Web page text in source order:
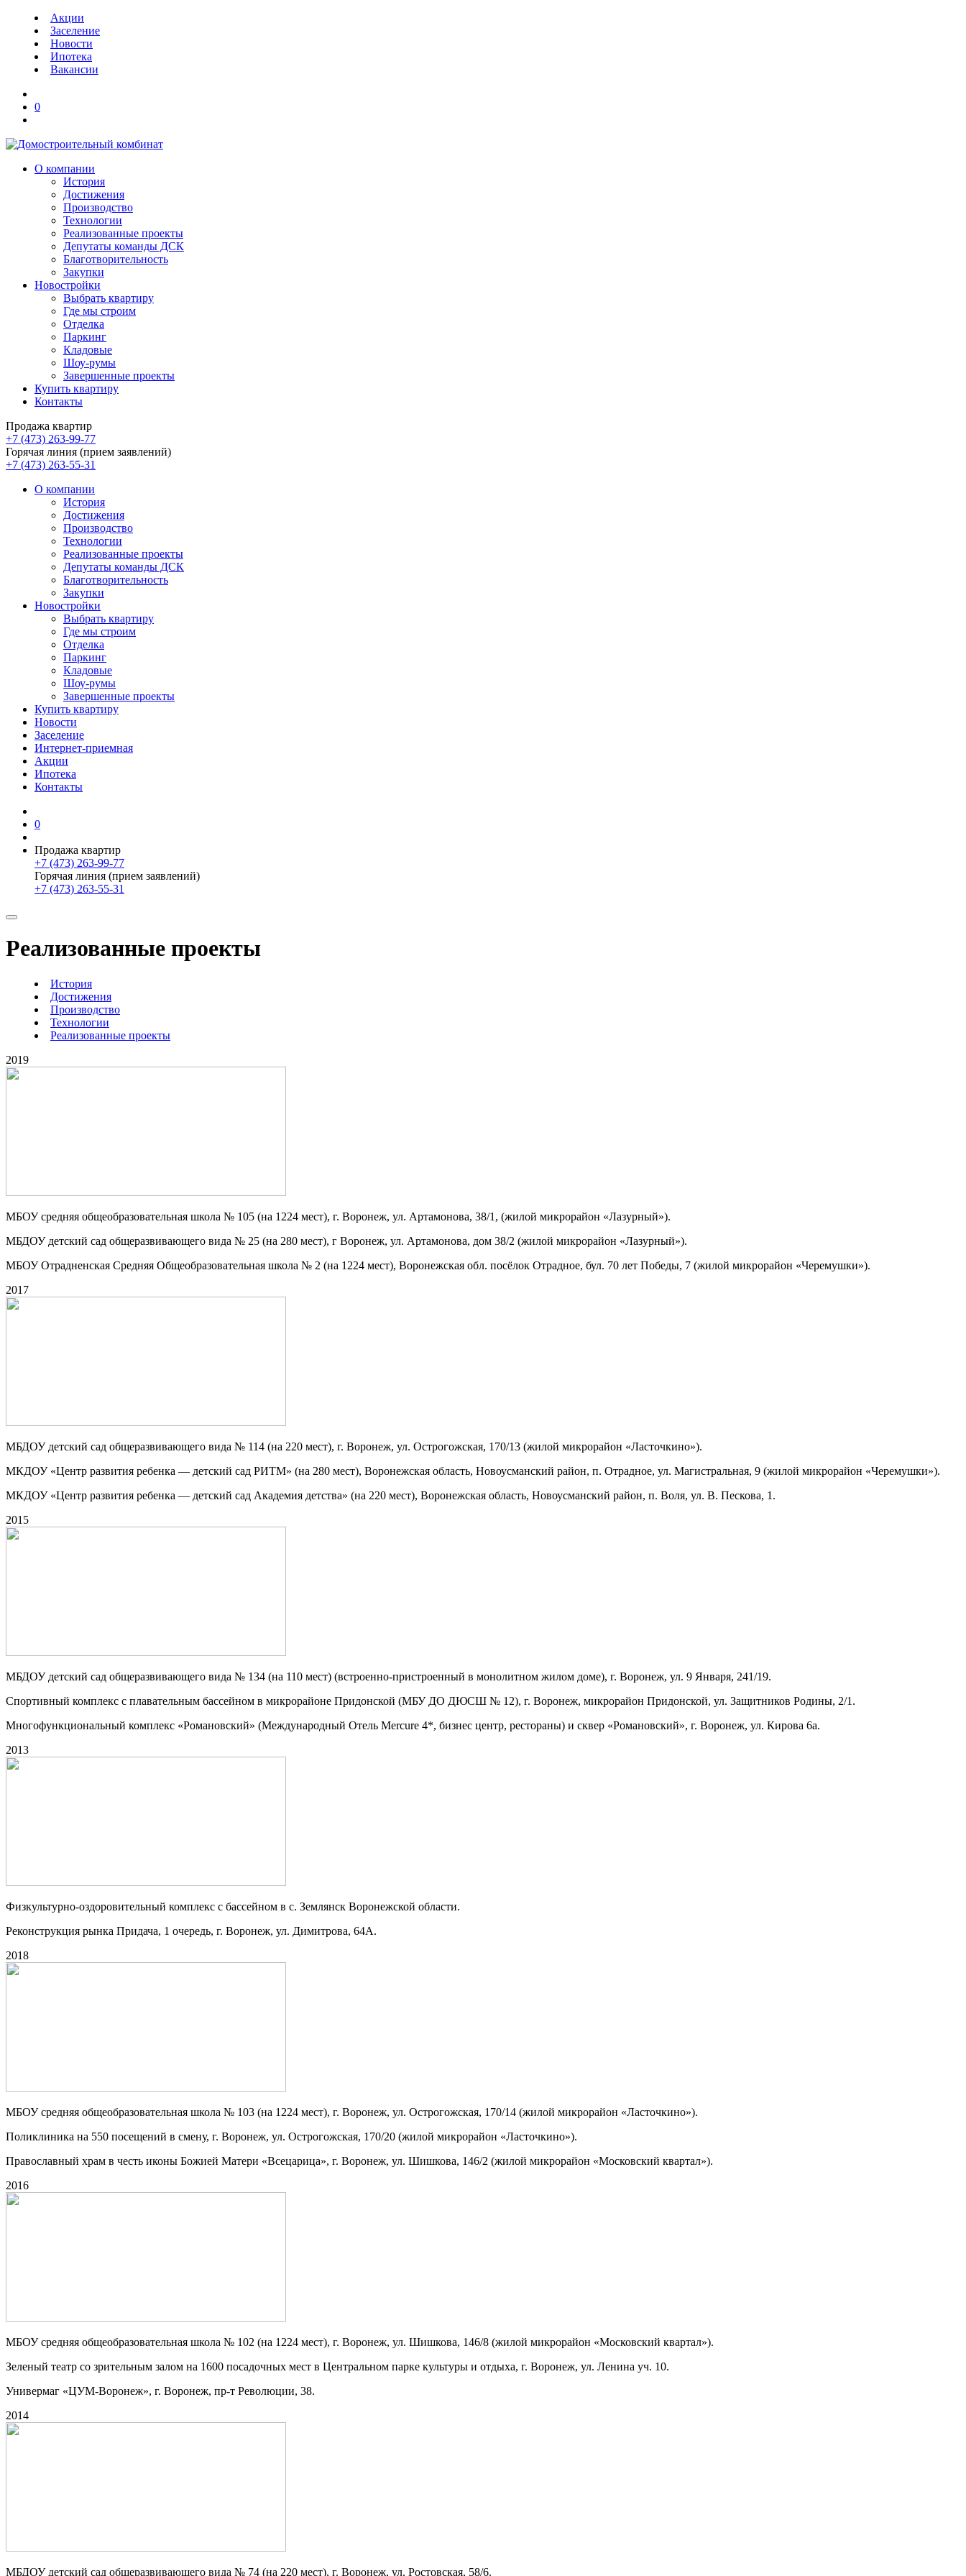
Акции
Заселение
Новости
Ипотека
Вакансии
0
О компании
История
Достижения
Производство
Технологии
Реализованные проекты
Депутаты команды ДСК
Благотворительность
Закупки
Новостройки
Выбрать квартиру
Где мы строим
Отделка
Паркинг
Кладовые
Шоу-румы
Завершенные проекты
Купить квартиру
Контакты
Продажа квартир
+7 (473) 263-99-77
Горячая линия (прием заявлений)
+7 (473) 263-55-31
О компании
История
Достижения
Производство
Технологии
Реализованные проекты
Депутаты команды ДСК
Благотворительность
Закупки
Новостройки
Выбрать квартиру
Где мы строим
Отделка
Паркинг
Кладовые
Шоу-румы
Завершенные проекты
Купить квартиру
Новости
Заселение
Интернет-приемная
Акции
Ипотека
Контакты
0
Продажа квартир
+7 (473) 263-99-77
Горячая линия (прием заявлений)
+7 (473) 263-55-31
Реализованные проекты
История
Достижения
Производство
Технологии
Реализованные проекты
2019
МБОУ средняя общеобразовательная школа № 105 (на 1224 мест), г. Воронеж, ул. Артамонова, 38/1, (жилой микрорайон «Лазурный»).
МБДОУ детский сад общеразвивающего вида № 25 (на 280 мест), г Воронеж, ул. Артамонова, дом 38/2 (жилой микрорайон «Лазурный»).
МБОУ Отрадненская Средняя Общеобразовательная школа № 2 (на 1224 мест), Воронежская обл. посёлок Отрадное, бул. 70 лет Победы, 7 (жилой микрорайон «Черемушки»).
2017
МБДОУ детский сад общеразвивающего вида № 114 (на 220 мест), г. Воронеж, ул. Острогожская, 170/13 (жилой микрорайон «Ласточкино»).
МКДОУ «Центр развития ребенка — детский сад РИТМ» (на 280 мест), Воронежская область, Новоусманский район, п. Отрадное, ул. Магистральная, 9 (жилой микрорайон «Черемушки»).
МКДОУ «Центр развития ребенка — детский сад Академия детства» (на 220 мест), Воронежская область, Новоусманский район, п. Воля, ул. В. Пескова, 1.
2015
МБДОУ детский сад общеразвивающего вида № 134 (на 110 мест) (встроенно-пристроенный в монолитном жилом доме), г. Воронеж, ул. 9 Января, 241/19.
Спортивный комплекс с плавательным бассейном в микрорайоне Придонской (МБУ ДО ДЮСШ № 12), г. Воронеж, микрорайон Придонской, ул. Защитников Родины, 2/1.
Многофункциональный комплекс «Романовский» (Международный Отель Mercure 4*, бизнес центр, рестораны) и сквер «Романовский», г. Воронеж, ул. Кирова 6а.
2013
Физкультурно-оздоровительный комплекс с бассейном в с. Землянск Воронежской области.
Реконструкция рынка Придача, 1 очередь, г. Воронеж, ул. Димитрова, 64А.
2018
МБОУ средняя общеобразовательная школа № 103 (на 1224 мест), г. Воронеж, ул. Острогожская, 170/14 (жилой микрорайон «Ласточкино»).
Поликлиника на 550 посещений в смену, г. Воронеж, ул. Острогожская, 170/20 (жилой микрорайон «Ласточкино»).
Православный храм в честь иконы Божией Матери «Всецарица», г. Воронеж, ул. Шишкова, 146/2 (жилой микрорайон «Московский квартал»).
2016
МБОУ средняя общеобразовательная школа № 102 (на 1224 мест), г. Воронеж, ул. Шишкова, 146/8 (жилой микрорайон «Московский квартал»).
Зеленый театр со зрительным залом на 1600 посадочных мест в Центральном парке культуры и отдыха, г. Воронеж, ул. Ленина уч. 10.
Универмаг «ЦУМ-Воронеж», г. Воронеж, пр-т Революции, 38.
2014
МБДОУ детский сад общеразвивающего вида № 74 (на 220 мест), г. Воронеж, ул. Ростовская, 58/6.